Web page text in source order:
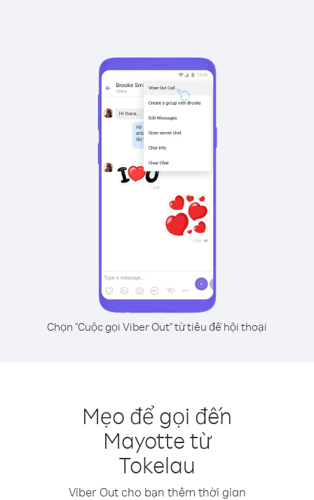
Chọn "Cuộc gọi Viber Out" từ tiêu đề hội thoại
Mẹo để gọi đến
Mayotte từ
Tokelau
Viber Out cho bạn thêm thời gian